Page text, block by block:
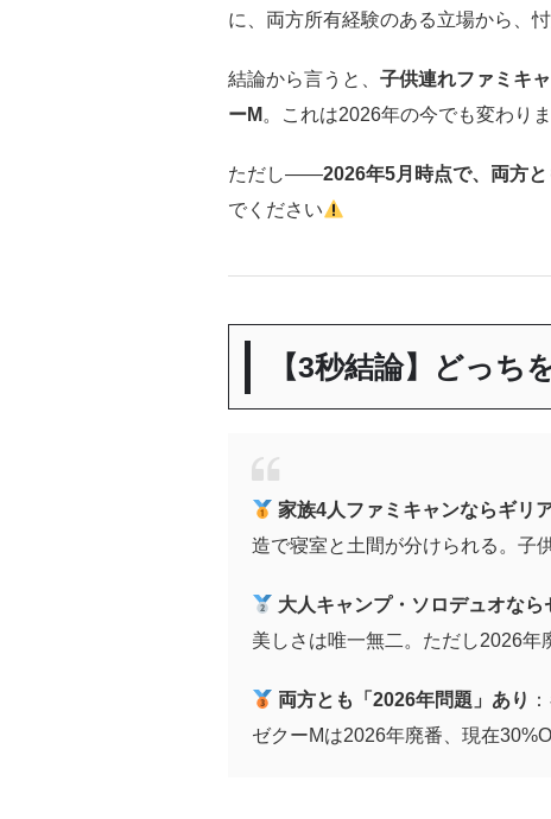
に、両方所有経験のある立場から、
結論から言うと、 子供連れファミキ
ーM 。これは2026年の今でも変わりま
ただし——2026年5月時点で、両方
でください
【3秒結論】どっち
家族4人ファミキャンならギリ
造で寝室と土間が分けられる。子
大人キャンプ・ソロデュオなら
美しさは唯一無二。ただし2026年
両方とも「2026年問題」あり
ゼクーMは2026年廃番、現在